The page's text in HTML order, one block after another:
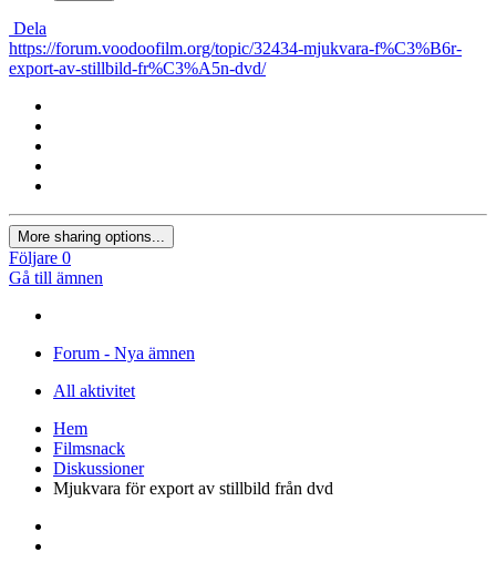
Dela
https://forum.voodoofilm.org/topic/32434-mjukvara-f%C3%B6r-
export-av-stillbild-fr%C3%A5n-dvd/
More sharing options...
Följare 0
Gå till ämnen
Forum - Nya ämnen
All aktivitet
Hem
Filmsnack
Diskussioner
Mjukvara för export av stillbild från dvd